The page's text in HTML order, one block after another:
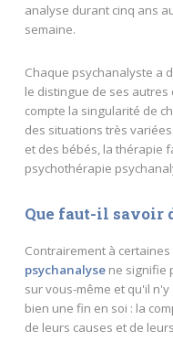
analyse durant cinq ans
semaine.
Chaque psychanalyste a
le distingue de ses
compte la singularité de
des situations très
et des bébés, la thérapie
psychothérapie
Que faut-il savoir
Contrairement à certaines
psychanalysene signifie
sur vous-même et qu'il
bien une fin en soi : la
de leurs causes et de